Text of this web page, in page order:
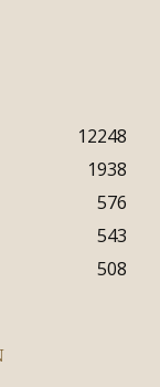
12248
1938
576
543
508